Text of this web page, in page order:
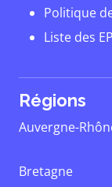
Politique
Liste des
Régions
Auvergne-
Bretagne